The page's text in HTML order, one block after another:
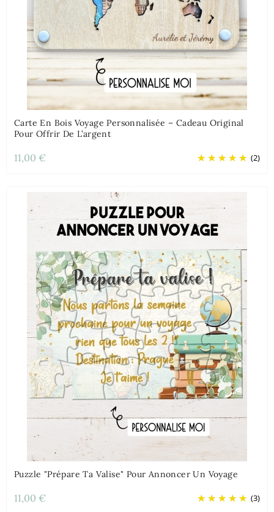
Carte En Bois Voyage Personnalisée – Cadeau Original
Pour Offrir De L’argent
(2)
11,00 €
Puzzle "Prépare Ta Valise" Pour Annoncer Un Voyage
(3)
11,00 €